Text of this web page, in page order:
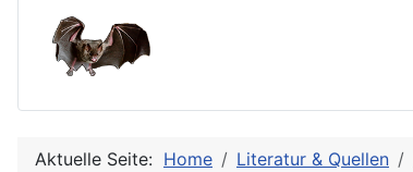
Aktuelle Seite: Home Literatur & Quellen